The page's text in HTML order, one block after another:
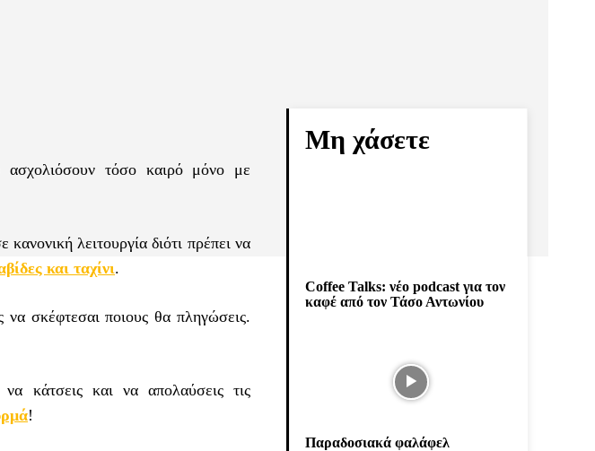
ασχολιόσουν τόσο καιρό μόνο με
λειτουργία διότι πρέπει να
και ταχίνι.
να σκέφτεσαι ποιους θα πληγώσεις.
κάτσεις και να απολαύσεις τις
!
Μη χάσετε
Coffee Talks: νέο podcast για τον
καφέ από τον Τάσο Αντωνίου
Παραδοσιακά φαλάφελ